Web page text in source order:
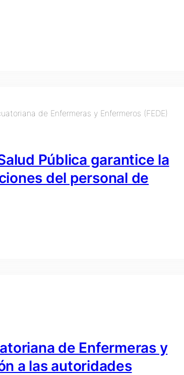
Pública garantice la
del personal de
de Enfermeras y
a las autoridades